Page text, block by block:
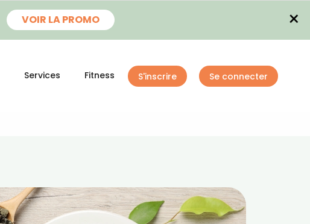
VOIR LA PROMO ×
Services Fitness S'inscrire Se connecter